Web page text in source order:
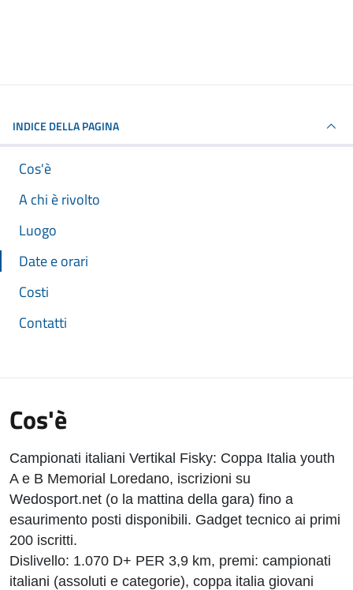
INDICE DELLA PAGINA
Cos'è
A chi è rivolto
Luogo
Date e orari
Costi
Contatti
Cos'è
Campionati italiani Vertikal Fisky: Coppa Italia youth
A e B Memorial Loredano, iscrizioni su
Wedosport.net (o la mattina della gara) fino a
esaurimento posti disponibili. Gadget tecnico ai primi
200 iscritti.
Dislivello: 1.070 D+ PER 3,9 km, premi: campionati
italiani (assoluti e categorie), coppa italia giovani